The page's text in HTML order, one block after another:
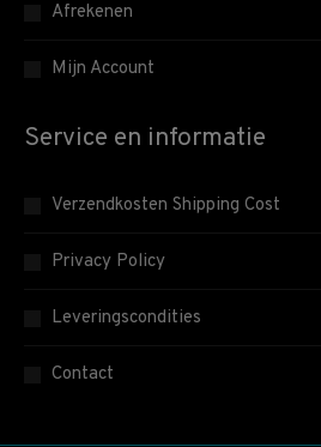
Afrekenen
Mijn Account
Service en informatie
Verzendkosten Shipping Cost
Privacy Policy
Leveringscondities
Contact